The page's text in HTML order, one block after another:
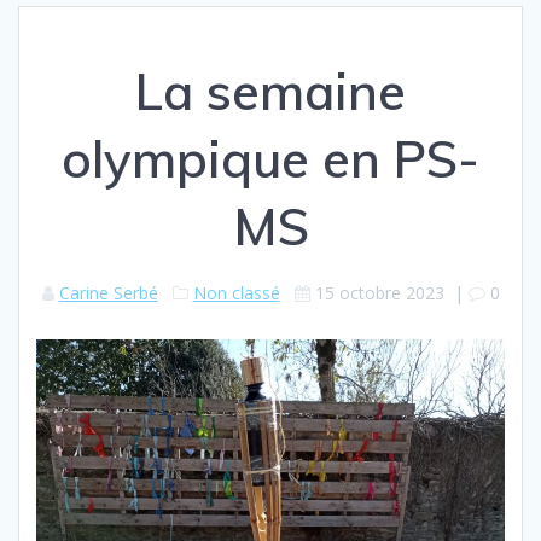
La semaine
olympique en PS-
MS
Carine Serbé Non classé 15 octobre 2023 | 0